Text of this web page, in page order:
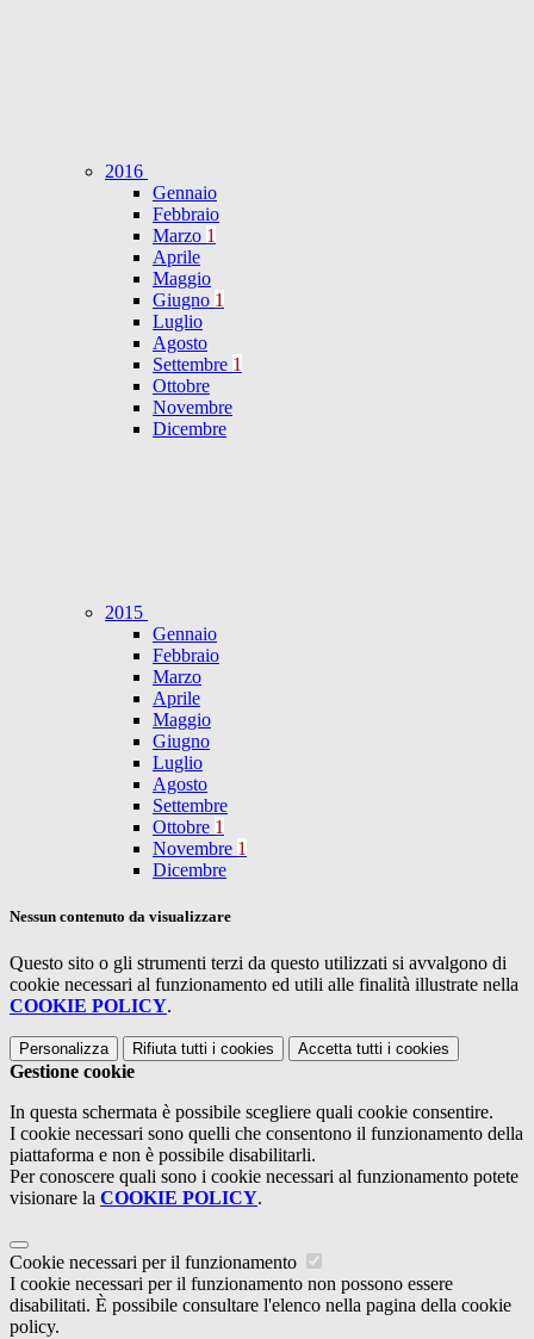
2016
Gennaio
Febbraio
Marzo 1
Aprile
Maggio
Giugno 1
Luglio
Agosto
Settembre 1
Ottobre
Novembre
Dicembre
2015
Gennaio
Febbraio
Marzo
Aprile
Maggio
Giugno
Luglio
Agosto
Settembre
Ottobre 1
Novembre 1
Dicembre
Nessun contenuto da visualizzare
Questo sito o gli strumenti terzi da questo utilizzati si avvalgono di
cookie necessari al funzionamento ed utili alle finalità illustrate nella
COOKIE POLICY.
Personalizza Rifiuta tutti i cookies Accetta tutti i cookies
Gestione cookie
In questa schermata è possibile scegliere quali cookie consentire.
I cookie necessari sono quelli che consentono il funzionamento della
piattaforma e non è possibile disabilitarli.
Per conoscere quali sono i cookie necessari al funzionamento potete
visionare la COOKIE POLICY.
Cookie necessari per il funzionamento
I cookie necessari per il funzionamento non possono essere
disabilitati. È possibile consultare l'elenco nella pagina della cookie
policy.